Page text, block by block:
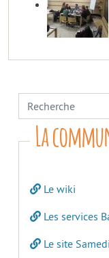
La
Le wiki
Les services
Le site